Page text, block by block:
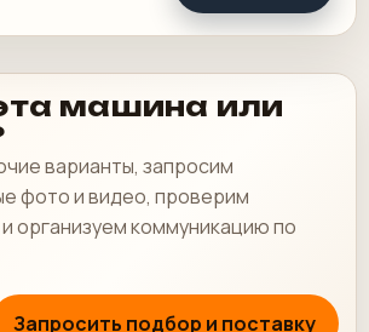
машина или
варианты, запросим
фото и видео, проверим
организуем коммуникацию по
Запросить подбор и поставку